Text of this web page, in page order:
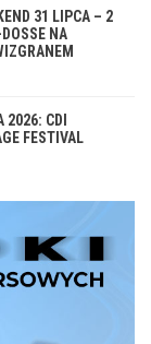
31 LIPCA – 2
NA
CDI
FESTIVAL